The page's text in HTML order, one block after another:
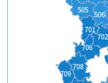
505
506
701
702
706
708
709